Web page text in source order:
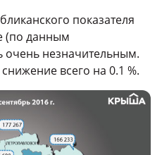
показателя
(по данным
очень незначительным.
всего на 0.1 %.